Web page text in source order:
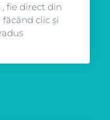
fie direct din
clic și